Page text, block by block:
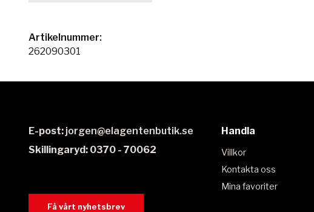
Artikelnummer:
262090301
E-post: jorgen@elagentenbutik.se
Skillingaryd: 0370 - 70062
Få vårt nyhetsbrev
Handla
Villkor
Kontakta oss
Mina favoriter